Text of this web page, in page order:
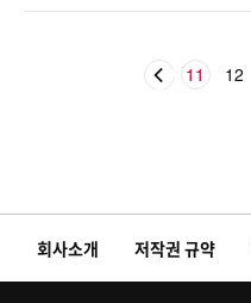
11 12
회사소개 저작권 규약